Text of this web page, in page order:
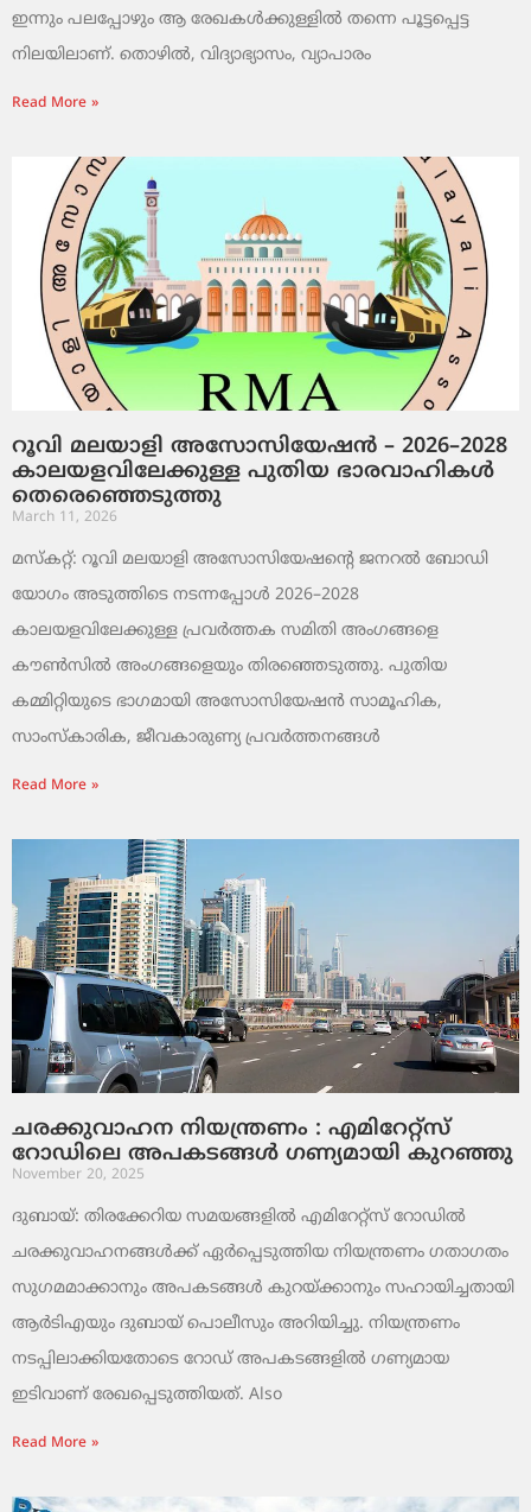
ഇന്നും പലപ്പോഴും ആ രേഖകൾക്കുള്ളിൽ തന്നെ പൂട്ടപ്പെട്ട
നിലയിലാണ്. തൊഴിൽ, വിദ്യാഭ്യാസം, വ്യാപാരം
Read More »
റൂവി മലയാളി അസോസിയേഷൻ – 2026–2028
കാലയളവിലേക്കുള്ള പുതിയ ഭാരവാഹികൾ
തെരെഞ്ഞെടുത്തു
March 11, 2026
മസ്കറ്റ്: റൂവി മലയാളി അസോസിയേഷന്റെ ജനറൽ ബോഡി
യോഗം അടുത്തിടെ നടന്നപ്പോൾ 2026–2028
കാലയളവിലേക്കുള്ള പ്രവർത്തക സമിതി അംഗങ്ങളെ
കൗൺസിൽ അംഗങ്ങളെയും തിരഞ്ഞെടുത്തു. പുതിയ
കമ്മിറ്റിയുടെ ഭാഗമായി അസോസിയേഷൻ സാമൂഹിക,
സാംസ്‌കാരിക, ജീവകാരുണ്യ പ്രവർത്തനങ്ങൾ
Read More »
ചരക്കുവാഹന നിയന്ത്രണം : എമിറേറ്റ്സ്
റോഡിലെ അപകടങ്ങൾ ഗണ്യമായി കുറഞ്ഞു
November 20, 2025
ദുബായ്: തിരക്കേറിയ സമയങ്ങളിൽ എമിറേറ്റ്സ് റോഡിൽ
ചരക്കുവാഹനങ്ങൾക്ക് ഏർപ്പെടുത്തിയ നിയന്ത്രണം ഗതാഗതം
സുഗമമാക്കാനും അപകടങ്ങൾ കുറയ്ക്കാനും സഹായിച്ചതായി
ആർടിഎയും ദുബായ് പൊലീസും അറിയിച്ചു. നിയന്ത്രണം
നടപ്പിലാക്കിയതോടെ റോഡ് അപകടങ്ങളിൽ ഗണ്യമായ
ഇടിവാണ് രേഖപ്പെടുത്തിയത്. Also
Read More »